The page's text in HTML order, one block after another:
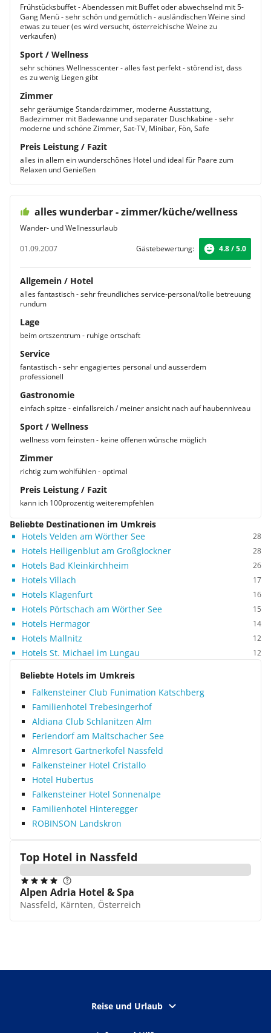
Frühstücksbuffet - Abendessen mit Buffet oder abwechselnd mit 5-
Gang Menü - sehr schön und gemütlich - ausländischen Weine sind
etwas zu teuer (es wird versucht, österreichische Weine zu
verkaufen)
Sport / Wellness
sehr schönes Wellnesscenter - alles fast perfekt - störend ist, dass
es zu wenig Liegen gibt
Zimmer
sehr geräumige Standardzimmer, moderne Ausstattung,
Badezimmer mit Badewanne und separater Duschkabine - sehr
moderne und schöne Zimmer, Sat-TV, Minibar, Fön, Safe
Preis Leistung / Fazit
alles in allem ein wunderschönes Hotel und ideal für Paare zum
Relaxen und Genießen
alles wunderbar - zimmer/küche/wellness
Wander- und Wellnessurlaub
01.09.2007
Gästebewertung: 4.8 / 5.0
Allgemein / Hotel
alles fantastisch - sehr freundliches service-personal/tolle betreuung
rundum
Lage
beim ortszentrum - ruhige ortschaft
Service
fantastisch - sehr engagiertes personal und ausserdem
professionell
Gastronomie
einfach spitze - einfallsreich / meiner ansicht nach auf haubenniveau
Sport / Wellness
wellness vom feinsten - keine offenen wünsche möglich
Zimmer
richtig zum wohlfühlen - optimal
Preis Leistung / Fazit
kann ich 100prozentig weiterempfehlen
Beliebte Destinationen im Umkreis
Hotels Velden am Wörther See
28
Hotels Heiligenblut am Großglockner 28
Hotels Bad Kleinkirchheim 26
Hotels Villach 17
Hotels Klagenfurt 16
Hotels Pörtschach am Wörther See 15
Hotels Hermagor 14
Hotels Mallnitz 12
Hotels St. Michael im Lungau 12
Beliebte Hotels im Umkreis
Falkensteiner Club Funimation Katschberg
Familienhotel Trebesingerhof
Aldiana Club Schlanitzen Alm
Feriendorf am Maltschacher See
Almresort Gartnerkofel Nassfeld
Falkensteiner Hotel Cristallo
Hotel Hubertus
Falkensteiner Hotel Sonnenalpe
Familienhotel Hinteregger
ROBINSON Landskron
Top Hotel in Nassfeld
Alpen Adria Hotel & Spa
Nassfeld, Kärnten, Österreich
Reise und Urlaub